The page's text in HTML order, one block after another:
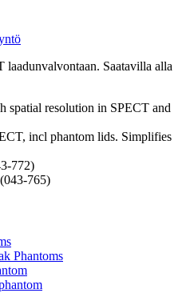
laadunvalvontaan. Saatavilla alla
spatial resolution in SPECT and
incl phantom lids. Simplifies
772)
765)
Phantoms